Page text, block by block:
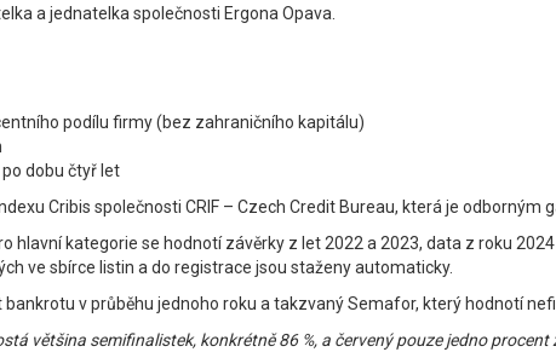
a jednatelka společnosti Ergona Opava.
podílu firmy (bez zahraničního kapitálu)
dobu čtyř let
Cribis společnosti CRIF – Czech Credit Bureau, která je odborným
hlavní kategorie se hodnotí závěrky z let 2022 a 2023, data z roku
ve sbírce listin a do registrace jsou staženy automaticky.
v průběhu jednoho roku a takzvaný Semafor, který hodnotí
většina semifinalistek, konkrétně 86 %, a červený pouze jedno